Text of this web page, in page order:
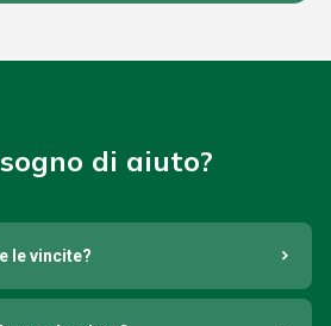
di aiuto?
le vincite?